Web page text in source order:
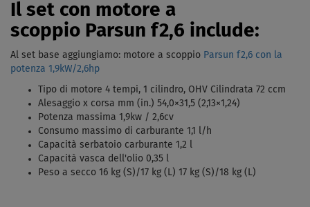
Il set con motore a
scoppio Parsun f2,6 include:
Al set base aggiungiamo: motore a scoppio Parsun f2,6 con la
potenza 1,9kW/2,6hp
Tipo di motore 4 tempi, 1 cilindro, OHV Cilindrata 72 ccm
Alesaggio x corsa mm (in.) 54,0×31,5 (2,13×1,24)
Potenza massima 1,9kw / 2,6cv
Consumo massimo di carburante 1,1 l/h
Capacità serbatoio carburante 1,2 l
Capacità vasca dell'olio 0,35 l
Peso a secco 16 kg (S)/17 kg (L) 17 kg (S)/18 kg (L)